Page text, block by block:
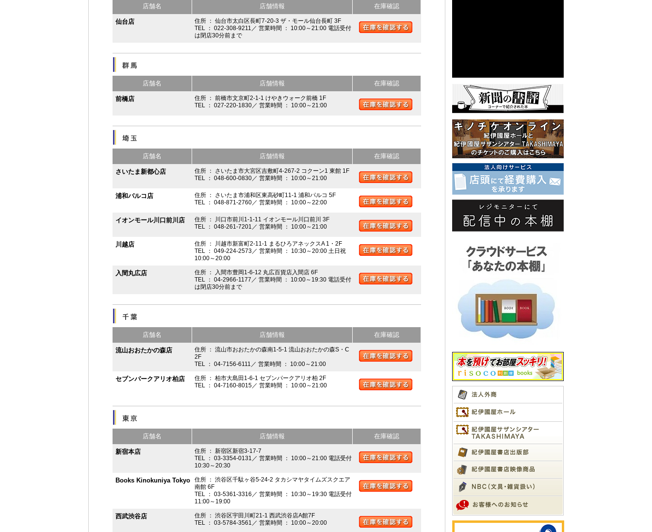
店舗名 店舗情報 在庫確認
仙台店
住所 ： 仙台市太白区長町7-20-3 ザ・モール仙台長町 3F
TEL ： 022-308-9211／ 営業時間 ： 10:00～21:00 電話受付
は閉店30分前まで
店舗名 店舗情報 在庫確認
前橋店
住所 ： 前橋市文京町2-1-1 けやきウォーク前橋 1F
TEL ： 027-220-1830／ 営業時間 ： 10:00～21:00
店舗名 店舗情報 在庫確認
さいたま新都心店
住所 ： さいたま市大宮区吉敷町4-267-2 コクーン1 東館 1F
TEL ： 048-600-0830／ 営業時間 ： 10:00～21:00
浦和パルコ店
住所 ： さいたま市浦和区東高砂町11-1 浦和パルコ 5F
TEL ： 048-871-2760／ 営業時間 ： 10:00～22:00
イオンモール川口前川店
住所 ： 川口市前川1-1-11 イオンモール川口前川 3F
TEL ： 048-261-7201／ 営業時間 ： 10:00～21:00
川越店
住所 ： 川越市新富町2-11-1 まるひろアネックスA 1・2F
TEL ： 049-224-2573／ 営業時間 ： 10:30～20:00 土日祝
10:00～20:00
入間丸広店
住所 ： 入間市豊岡1-6-12 丸広百貨店入間店 6F
TEL ： 04-2966-1177／ 営業時間 ： 10:00～19:30 電話受付
は閉店30分前まで
店舗名 店舗情報 在庫確認
流山おおたかの森店
住所 ： 流山市おおたかの森南1-5-1 流山おおたかの森S・C
2F
TEL ： 04-7156-6111／ 営業時間 ： 10:00～21:00
セブンパークアリオ柏店
住所 ： 柏市大島田1-6-1 セブンパークアリオ柏 2F
TEL ： 04-7160-8015／ 営業時間 ： 10:00～21:00
店舗名 店舗情報 在庫確認
新宿本店
住所 ： 新宿区新宿3-17-7
TEL ： 03-3354-0131／ 営業時間 ： 10:00～21:00 電話受付
10:30～20:30
Books Kinokuniya Tokyo
住所 ： 渋谷区千駄ヶ谷5-24-2 タカシマヤタイムズスクエア
南館 6F
TEL ： 03-5361-3316／ 営業時間 ： 10:30～19:30 電話受付
11:00～19:00
西武渋谷店
住所 ： 渋谷区宇田川町21-1 西武渋谷店A館7F
TEL ： 03-5784-3561／ 営業時間 ： 10:00～20:00